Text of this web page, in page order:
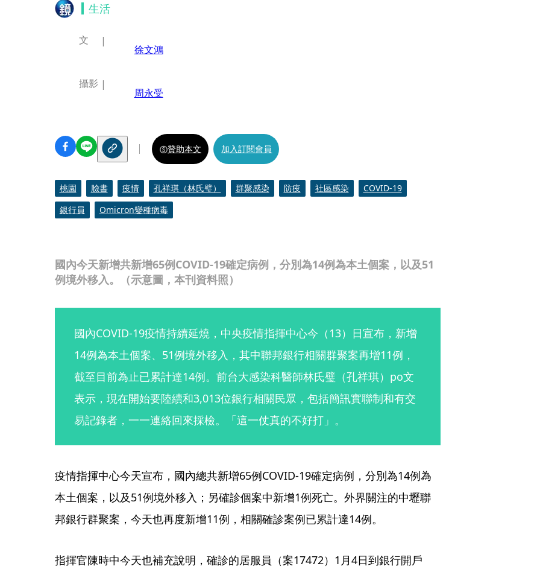
生活
國內今天新增共新增65例COVID-19確定病例，分別為14例為本土個案，以及51
例境外移入。（示意圖，本刊資料照）
文
徐文鴻
攝影
周永受
贊助本文 加入訂閱會員
桃園 臉書 疫情 孔祥琪（林氏璧） 群聚感染 防疫 社區感染
COVID-19
銀行員
Omicron變種病毒
國內COVID-19疫情持續延燒，中央疫情指揮中心今（13）日宣布，新增
14例為本土個案、51例境外移入，其中聯邦銀行相關群聚案再增11例，
截至目前為止已累計達14例。前台大感染科醫師林氏璧（孔祥琪）po文
表示，現在開始要陸續和3,013位銀行相關民眾，包括簡訊實聯制和有交
易記錄者，一一連絡回來採檢。「這一仗真的不好打」。
疫情指揮中心今天宣布，國內總共新增65例COVID-19確定病例，分別為14例為
本土個案，以及51例境外移入；另確診個案中新增1例死亡。外界關注的中壢聯
邦銀行群聚案，今天也再度新增11例，相關確診案例已累計達14例。
指揮官陳時中今天也補充說明，確診的居服員（案17472）1月4日到銀行開戶